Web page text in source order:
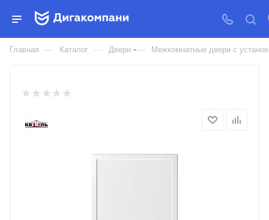
ДВЕРЬ МЕЖКОМНАТНАЯ
KAPELLI ПВХ ВЛАГОСТОЙКИЕ
Главная — Каталог — Двери — Межкомнатные двери с